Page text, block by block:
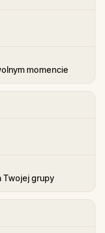
momencie
Twojej grupy